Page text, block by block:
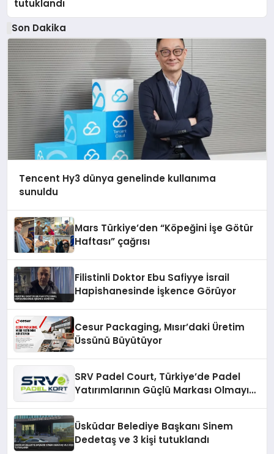
tutuklandı
Son Dakika
Tencent Hy3 dünya genelinde kullanıma
sunuldu
Mars Türkiye’den “Köpeğini İşe Götür
Haftası” çağrısı
Filistinli Doktor Ebu Safiyye İsrail
Hapishanesinde İşkence Görüyor
Cesur Packaging, Mısır’daki Üretim
Üssünü Büyütüyor
SRV Padel Court, Türkiye’de Padel
Yatırımlarının Güçlü Markası Olmayı
Üsküdar Belediye Başkanı Sinem
Dedetaş ve 3 kişi tutuklandı